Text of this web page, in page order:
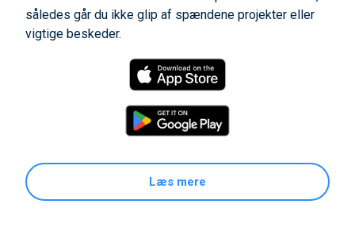
således går du ikke glip af spændene projekter eller
vigtige beskeder.
Læs mere